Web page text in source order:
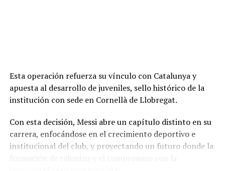
Esta operación refuerza su vínculo con Catalunya y
apuesta al desarrollo de juveniles, sello histórico de la
institución con sede en Cornellà de Llobregat.
Con esta decisión, Messi abre un capítulo distinto en su
carrera, enfocándose en el crecimiento deportivo e
institucional del club, y proyectando un futuro donde la